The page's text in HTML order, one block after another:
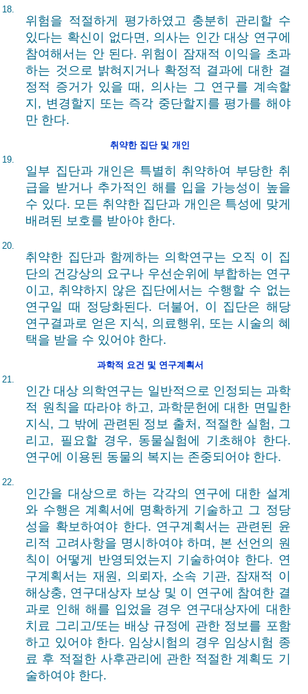
18.
위험을 적절하게 평가하였고 충분히 관리할 수
있다는 확신이 없다면, 의사는 인간 대상 연구에
참여해서는 안 된다. 위험이 잠재적 이익을 초과
하는 것으로 밝혀지거나 확정적 결과에 대한 결
정적 증거가 있을 때, 의사는 그 연구를 계속할
지, 변경할지 또는 즉각 중단할지를 평가를 해야
만 한다.
취약한 집단 및 개인
19.
일부 집단과 개인은 특별히 취약하여 부당한 취
급을 받거나 추가적인 해를 입을 가능성이 높을
수 있다. 모든 취약한 집단과 개인은 특성에 맞게
배려된 보호를 받아야 한다.
20.
취약한 집단과 함께하는 의학연구는 오직 이 집
단의 건강상의 요구나 우선순위에 부합하는 연구
이고, 취약하지 않은 집단에서는 수행할 수 없는
연구일 때 정당화된다. 더불어, 이 집단은 해당
연구결과로 얻은 지식, 의료행위, 또는 시술의 혜
택을 받을 수 있어야 한다.
과학적 요건 및 연구계획서
21.
인간 대상 의학연구는 일반적으로 인정되는 과학
적 원칙을 따라야 하고, 과학문헌에 대한 면밀한
지식, 그 밖에 관련된 정보 출처, 적절한 실험, 그
리고, 필요할 경우, 동물실험에 기초해야 한다.
연구에 이용된 동물의 복지는 존중되어야 한다.
22.
인간을 대상으로 하는 각각의 연구에 대한 설계
와 수행은 계획서에 명확하게 기술하고 그 정당
성을 확보하여야 한다. 연구계획서는 관련된 윤
리적 고려사항을 명시하여야 하며, 본 선언의 원
칙이 어떻게 반영되었는지 기술하여야 한다. 연
구계획서는 재원, 의뢰자, 소속 기관, 잠재적 이
해상충, 연구대상자 보상 및 이 연구에 참여한 결
과로 인해 해를 입었을 경우 연구대상자에 대한
치료 그리고/또는 배상 규정에 관한 정보를 포함
하고 있어야 한다. 임상시험의 경우 임상시험 종
료 후 적절한 사후관리에 관한 적절한 계획도 기
술하여야 한다.